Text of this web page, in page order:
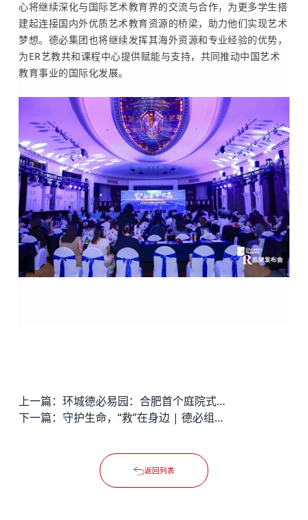
心将继续深化与国际艺术教育界的交流与合作，为更多学生搭
建起连接国内外优质艺术教育资源的桥梁，助力他们实现艺术
梦想。德必集团也将继续发挥其海外资源和专业经验的优势，
为ER艺教共和课程中心提供赋能与支持，共同推动中国艺术
教育事业的国际化发展。
上一篇：
环城德必易园：合肥首个庭院式创意办公实景亮相
下一篇：
守护生命，“救”在身边 | 德必组织开展红十字应急救护员培训
返回列表